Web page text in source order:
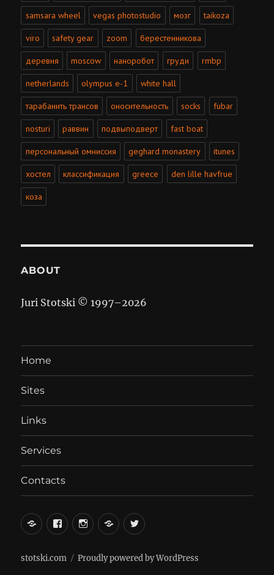
samsara wheel vegas photostudio мозг taikoza
viro safety gear zoom берестенникова
деревня moscow наноробот груди rmbp
netherlands olympus e-1 white hall
тарабанить трансов оносительность socks fubar
nosturi раввин подвыподверт fast boat
персональный омниссия geghard monastery itunes
хостел классификация greece den lille havfrue
коза
ABOUT
Juri Stotski © 1997–2026
Home
Sites
Links
Services
Contacts
вКонтакте
FacebookInstagramLiveJournal
Twitter
stotski.com Proudly powered by WordPress